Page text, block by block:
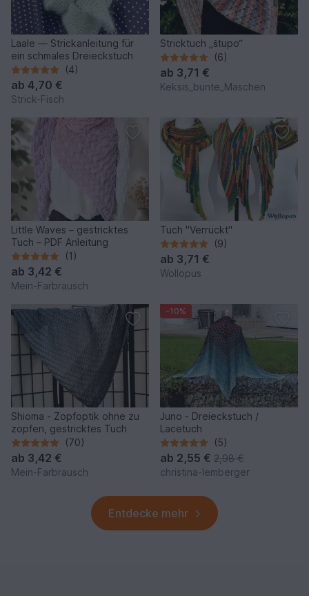
Laale — Strickanleitung für
ein schmales Dreieckstuch
(4)
ab 4,70 €
Strick-Fisch
Stricktuch „ŝtupo“
(6)
ab 3,71 €
Keksis_bunte_Maschen
Little Waves – gestricktes
Tuch – PDF Anleitung
(1)
ab 3,42 €
Mein-Farbrausch
Tuch "Verrückt"
(9)
ab 3,71 €
Wollopus
Shioma - Zopfoptik ohne zu
zopfen, gestricktes Tuch
(70)
ab 3,42 €
Mein-Farbrausch
-10%
Juno - Dreieckstuch /
Lacetuch
(5)
ab 2,55 € 2,98 €
christina-lemberger
Entdecke mehr